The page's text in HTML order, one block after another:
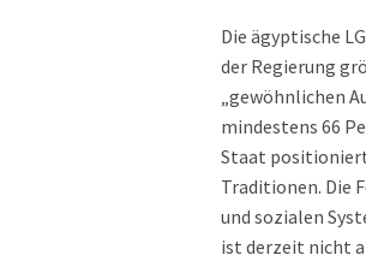
Die ägyptische
der Regierung
„gewöhnlichen
mindestens 66
Staat positioniert
Traditionen. Die
und sozialen
ist derzeit nicht